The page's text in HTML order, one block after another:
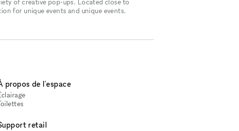
of creative pop-ups. Located close to
for unique events and unique events.
propos de l'espace
retail